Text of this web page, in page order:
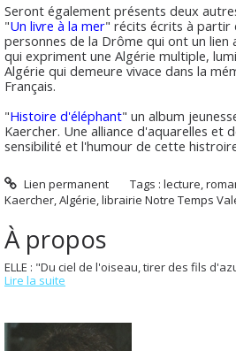
Seront également présents deux
"Un livre à la mer" récits écrits à partir
personnes de la Drôme qui ont un lien
qui expriment une Algérie multiple,
Algérie qui demeure vivace dans la
Français.
"Histoire d'éléphant" un album
Kaercher. Une alliance d'aquarelles et
sensibilité et l'humour de cette
Lien permanent Tags :lecture,
Kaercher,Algérie,librairie Notre Temps
À propos
ELLE : "Du ciel de l'oiseau, tirer des fils
Lire la suite